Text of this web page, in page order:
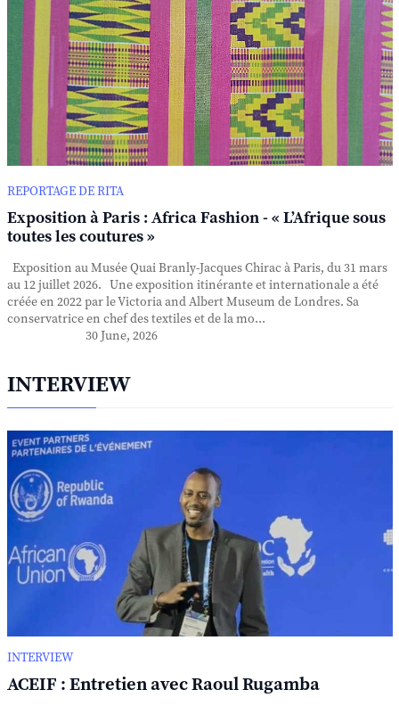
REPORTAGE DE RITA
Exposition à Paris : Africa Fashion - « L’Afrique sous
toutes les coutures »
Exposition au Musée Quai Branly-Jacques Chirac à Paris, du 31 mars
au 12 juillet 2026. Une exposition itinérante et internationale a été
créée en 2022 par le Victoria and Albert Museum de Londres. Sa
conservatrice en chef des textiles et de la mo...
30 June, 2026
INTERVIEW
INTERVIEW
ACEIF : Entretien avec Raoul Rugamba